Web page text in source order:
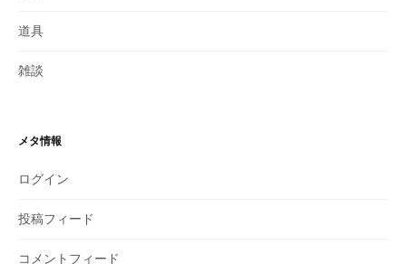
道具
雑談
メタ情報
ログイン
投稿フィード
コメントフィード